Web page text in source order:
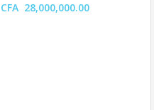
CFA 28,000,000.00